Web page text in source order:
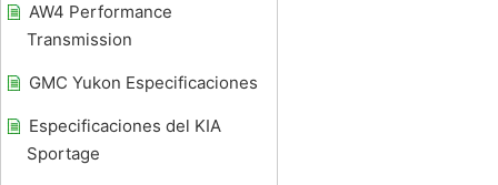
AW4 Performance
Transmission
GMC Yukon Especificaciones
Especificaciones del KIA
Sportage